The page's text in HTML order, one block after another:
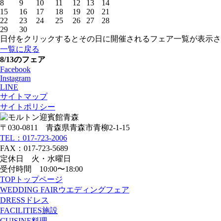
8 9 10 11 12 13
14
15
16 17 18 19 20
21
22
23 24 25 26 27
28
29
30
日付をクリックするとその日に開催されるフェア一覧が表示
一覧に戻る
8/13のフェア
Facebook
Instagram
LINE
サイトマップ
サイトポリシー
〒030-0811 青森県青森市青柳2-1-15
TEL：017-723-2006
FAX：017-723-5689
定休日 火・水曜日
受付時間 10:00〜18:00
TOP トップページ
WEDDING FAIR ウエディングフェア
DRESS ドレス
FACILITIES施設